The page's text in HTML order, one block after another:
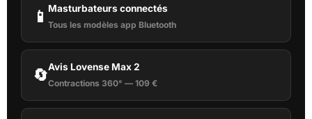
📱 Masturbateurs connectés
Tous les modèles app Bluetooth
🔄Avis Lovense Max 2
Contractions 360° — 109 €